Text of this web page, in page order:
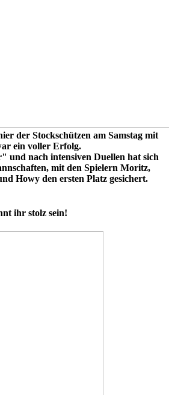
der Stockschützen am Samstag mit
ein voller Erfolg.
und nach intensiven Duellen hat sich
mit den Spielern Moritz,
Howy den ersten Platz gesichert.
ihr stolz sein!